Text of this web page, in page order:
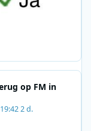
op FM in
2 d.